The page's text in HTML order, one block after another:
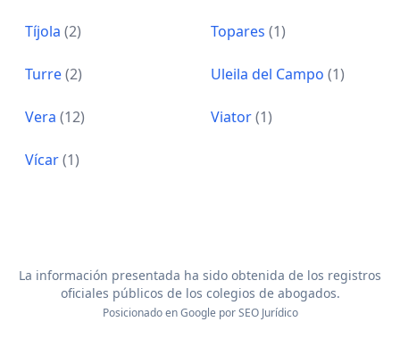
Tíjola (2) Topares (1)
Turre(2) Uleila del Campo (1)
Vera (12) Viator(1)
Vícar(1)
La información presentada ha sido obtenida de los registros
oficiales públicos de los colegios de abogados.
Posicionado en Google porSEO Jurídico